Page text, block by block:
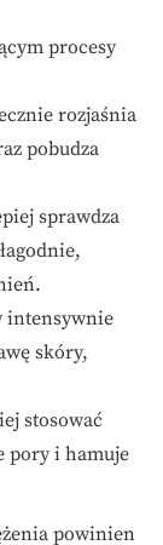
procesy
rozjaśnia
pobudza
sprawdza
intensywnie
skóry,
stosować
pory i hamuje
powinien